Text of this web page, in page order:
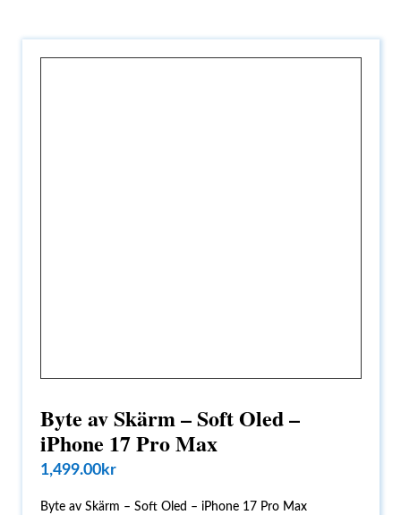
Byte av Skärm – Soft Oled –
iPhone 17 Pro Max
1,499.00kr
Byte av Skärm – Soft Oled – iPhone 17 Pro Max